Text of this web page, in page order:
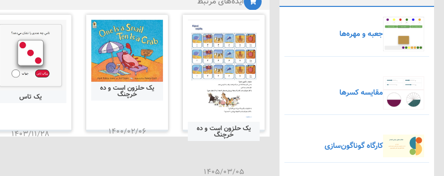
جعبه و مهره‌ها
مقایسه کسرها
کارگاه گوناگون‌سازی
یک حلزون است و ده
خرچنگ
۱۴۰۵/۰۳/۰۵
یک حلزون است و ده
خرچنگ
۱۴۰۰/۰۲/۰۶
یک تاس
۱۴۰۳/۱۱/۲۸